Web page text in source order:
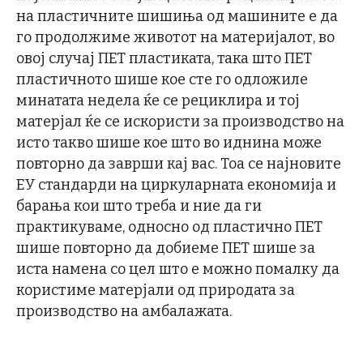
на пластичните шишиња од машините е да
го продолжиме животот на материјалот, во
овој случај ПЕТ пластиката, така што ПЕТ
пластичното шише кое сте го одложиле
минатата недела ќе се рециклира и тој
матерјал ќе се искористи за производство на
исто такво шише кое што во иднина може
повторно да заврши кај вас. Тоа се најновите
ЕУ стандарди на циркуларната економија и
барања кои што треба и ние да ги
практикуваме, односно од пластично ПЕТ
шише повторно да добиеме ПЕТ шише за
иста намена со цел што е можно помалку да
користиме матерјали од природата за
производство на амбалажата.